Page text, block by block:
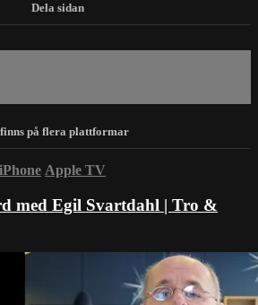
iPhone Apple TV
med Egil Svartdahl | Tro &